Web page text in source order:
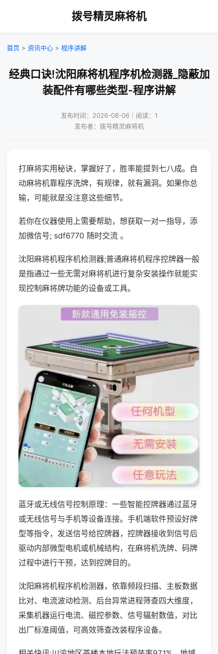
拨号精灵麻将机
首页 > 资讯中心 > 程序讲解
经典口诀!沈阳麻将机程序机检测器_隐蔽加
装配件有哪些类型-程序讲解
发布时间：2026-08-06｜阅读：1
发布者：拨号精灵麻将机
打麻将实用秘诀，掌握好了，胜率能提到七八成。自
动麻将机靠程序洗牌，有规律，就有漏洞。如果你总
输，可能就是没注意这些细节。
若你在仪器使用上需要帮助，想获取一对一指导，添
加微信号; sdf6770 随时交流 。
沈阳麻将机程序机检测器;普通麻将机程序控牌器一般
是指通过一些无需对麻将机进行复杂安装操作就能实
现控制麻将牌功能的设备或工具。
蓝牙或无线信号控制原理：一些智能控牌器通过蓝牙
或无线信号与手机等设备连接。手机端软件预设好牌
型等指令，发送信号给控牌器，控牌器接收到信号后
驱动内部微型电机或机械结构，在麻将机洗牌、码牌
过程中进行干预，达到控牌目的。
沈阳麻将机程序机检测器，依靠频段扫描、主板数据
比对、电流波动检测、后台异常进程筛查四大维度，
采集机器运行电流、磁控参数、信号辐射数值，对比
出厂标准阈值，可高效筛查改装程序设备。